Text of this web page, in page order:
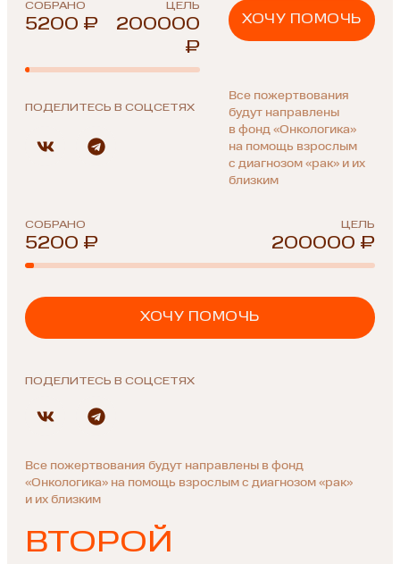
СОБРАНО ЦЕЛЬ
5200 ₽
200000
₽
ПОДЕЛИТЕСЬ В СОЦСЕТЯХ
ХОЧУ ПОМОЧЬ
Все пожертвования
будут направлены
в фонд «Онкологика»
на помощь взрослым
с диагнозом «рак» и их
близким
СОБРАНО ЦЕЛЬ
5200 ₽ 200000 ₽
ХОЧУ ПОМОЧЬ
ПОДЕЛИТЕСЬ В СОЦСЕТЯХ
Все пожертвования будут направлены в фонд
«Онкологика» на помощь взрослым с диагнозом «рак»
и их близким
ВТОРОЙ